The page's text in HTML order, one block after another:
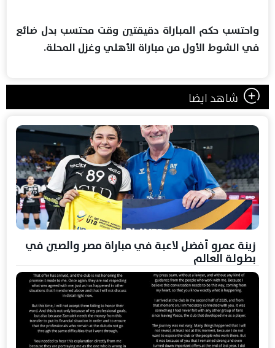
واحتسب حكم المباراة دقيقتين وقت محتسب بدل ضائع
في الشوط الأول من مباراة الأهلي وغزل المحلة.
شاهد ايضا
زينة عمرو أفضل لاعبة في مباراة مصر والصين في
بطولة العالم